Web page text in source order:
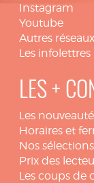
Instagram
Youtube
Autres
Les infolettres
LES +
Les
Horaires et
Nos
Prix des
Les coups de